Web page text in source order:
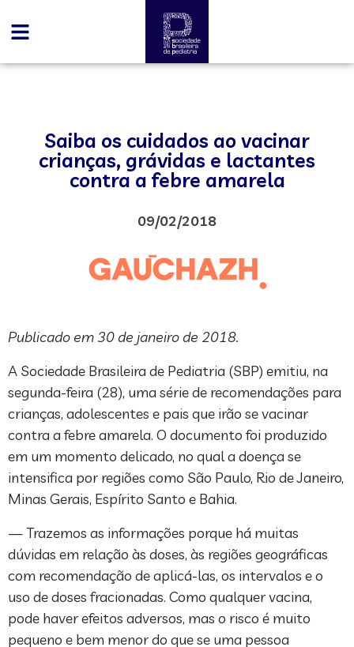
Saiba os cuidados ao vacinar
crianças, grávidas e lactantes
contra a febre amarela
09/02/2018
Publicado em 30 de janeiro de 2018.
A Sociedade Brasileira de Pediatria (SBP) emitiu, na
segunda-feira (28), uma série de recomendações para
crianças, adolescentes e pais que irão se vacinar
contra a febre amarela. O documento foi produzido
em um momento delicado, no qual a doença se
intensifica por regiões como São Paulo, Rio de Janeiro,
Minas Gerais, Espírito Santo e Bahia.
— Trazemos as informações porque há muitas
dúvidas em relação às doses, às regiões geográficas
com recomendação de aplicá-las, os intervalos e o
uso de doses fracionadas. Como qualquer vacina,
pode haver efeitos adversos, mas o risco é muito
pequeno e bem menor do que se uma pessoa